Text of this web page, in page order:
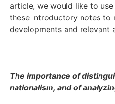
article, we would like to
these introductory notes to
developments and relevant
The importance of
nationalism, and of